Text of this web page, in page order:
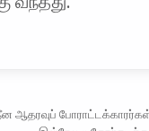
ஆதரவுப்